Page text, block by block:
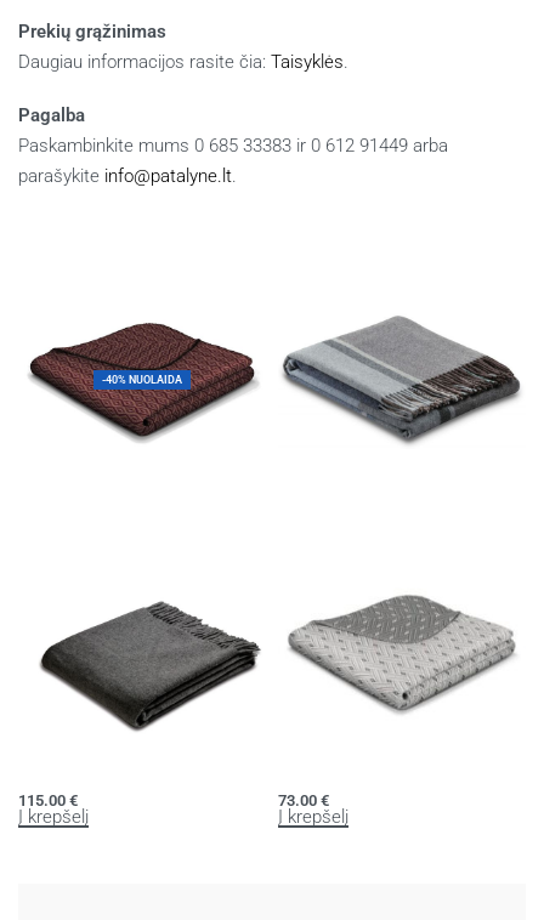
Prekių grąžinimas
Daugiau informacijos rasite čia: Taisyklės.
Pagalba
Paskambinkite mums 0 685 33383 ir 0 612 91449 arba
parašykite info@patalyne.lt.
-40% NUOLAIDA
115.00 €
Į krepšelį
73.00 €
Į krepšelį